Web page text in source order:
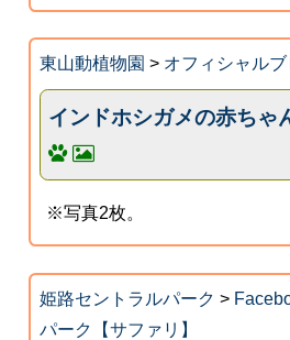
東山動植物園 > オフィシャル
インドホシガメの赤ちゃ
※写真2枚。
姫路セントラルパーク >
パーク【サファリ】